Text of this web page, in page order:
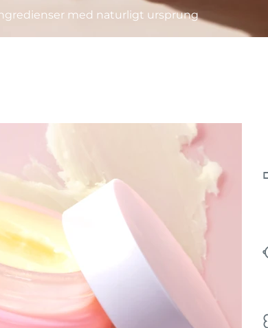
med naturligt ursprung